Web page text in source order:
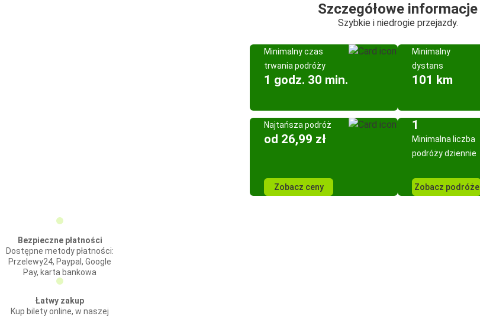
Szczegółowe informacje
Szybkie i niedrogie przejazdy.
Minimalny czas
trwania podróży
1 godz. 30 min.
Minimalny
dystans
101 km
Najtańsza podróż
od 26,99 zł
Zobacz ceny
1
Minimalna liczba
podróży dziennie
Zobacz podróże
Bezpieczne płatności
Dostępne metody płatności:
Przelewy24, Paypal, Google
Pay, karta bankowa
Łatwy zakup
Kup bilety online, w naszej